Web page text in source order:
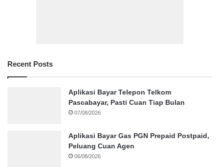
Recent Posts
Aplikasi Bayar Telepon Telkom
Pascabayar, Pasti Cuan Tiap Bulan
07/08/2026
Aplikasi Bayar Gas PGN Prepaid Postpaid,
Peluang Cuan Agen
06/08/2026